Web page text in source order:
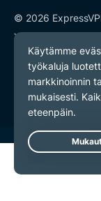
© 2026
Yksityisyyskäytäntö
Palveluehdot
Evästeasetukset